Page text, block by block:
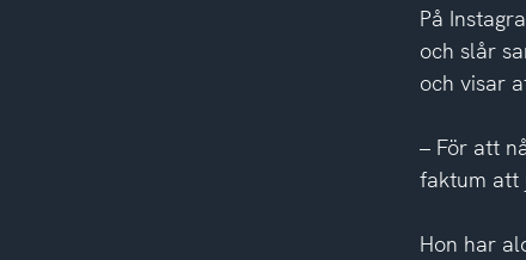
På
och slår
och visar
– För att
faktum att
Hon har